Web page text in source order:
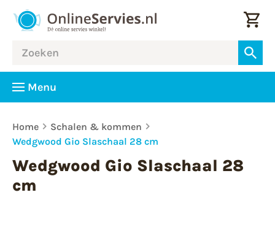
Menu
Home
Schalen & kommen
Wedgwood Gio Slaschaal 28 cm
Wedgwood Gio Slaschaal 28
cm